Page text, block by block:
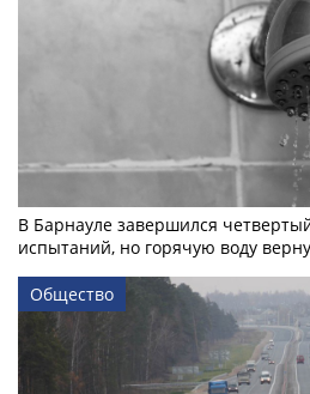
В Барнауле завершился
испытаний, но горячую воду
Общество